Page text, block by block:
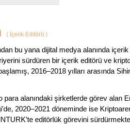
( İçerik Editörü )
bu yana dijital medya alanında
sürdüren bir içerik editörü ve
2016–2018 yılları arasında
para alanındaki şirketlerde görev alan
2020–2021 döneminde ise
editörlük görevini